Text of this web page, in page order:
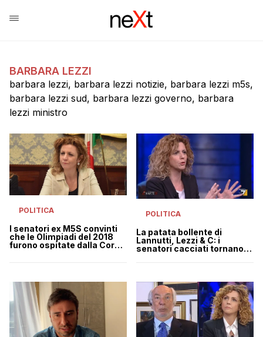
BARBARA LEZZI
barbara lezzi, barbara lezzi notizie, barbara lezzi m5s,
barbara lezzi sud, barbara lezzi governo, barbara
lezzi ministro
POLITICA
I senatori ex M5S convinti
che le Olimpiadi del 2018
furono ospitate dalla Corea
POLITICA
La patata bollente di
Lannutti, Lezzi & C: i
senatori cacciati tornano